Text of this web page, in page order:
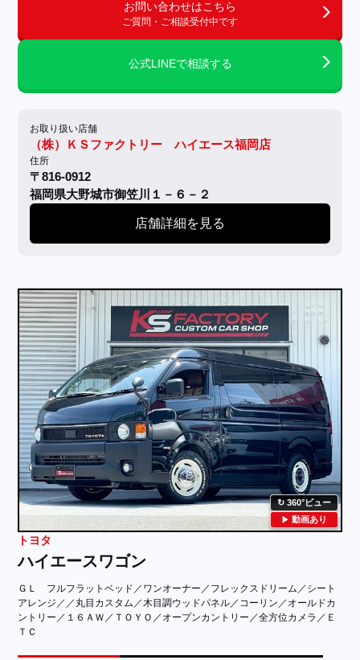
お問い合わせはこちら
ご質問・ご相談受付中です
公式LINEで相談する
お取り扱い店舗
（株）ＫＳファクトリー ハイエース福岡店
住所
〒816-0912
福岡県大野城市御笠川１－６－２
店舗詳細を見る
360°ビュー
動画あり
トヨタ
ハイエースワゴン
ＧＬ フルフラットベッド／ワンオーナー／フレックスドリーム／シート
アレンジ／／丸目カスタム／木目調ウッドパネル／コーリン／オールドカ
ントリー／１６ＡＷ／ＴＯＹＯ／オープンカントリー／全方位カメラ／Ｅ
ＴＣ